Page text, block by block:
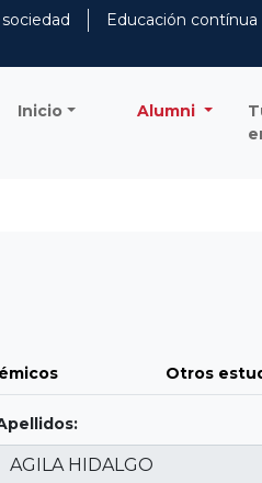
Educación contínua
Inicio Alumni
Otros